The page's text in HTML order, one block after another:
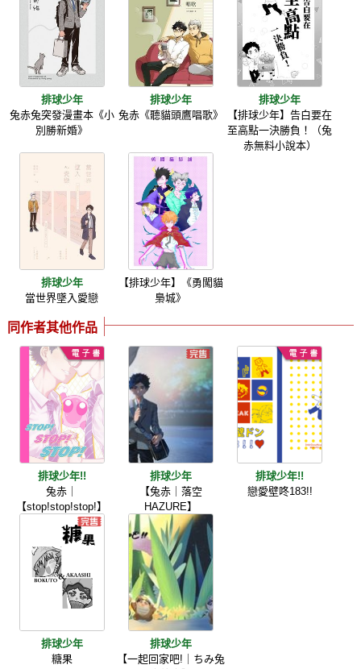
排球少年
兔赤兔突發漫畫本《小
別勝新婚》
排球少年
兔赤《聽貓頭鷹唱歌》
排球少年
【排球少年】告白要在
至高點一決勝負！（兔
赤無料小說本）
排球少年
當世界墜入愛戀
【排球少年】《勇闖貓
梟城》
同作者其他作品
排球少年!!
兔赤｜
【stop!stop!stop!】
排球少年
【兔赤｜落空
HAZURE】
排球少年!!
戀愛壁咚183!!
排球少年
糖果
排球少年
【一起回家吧!｜ちみ兔